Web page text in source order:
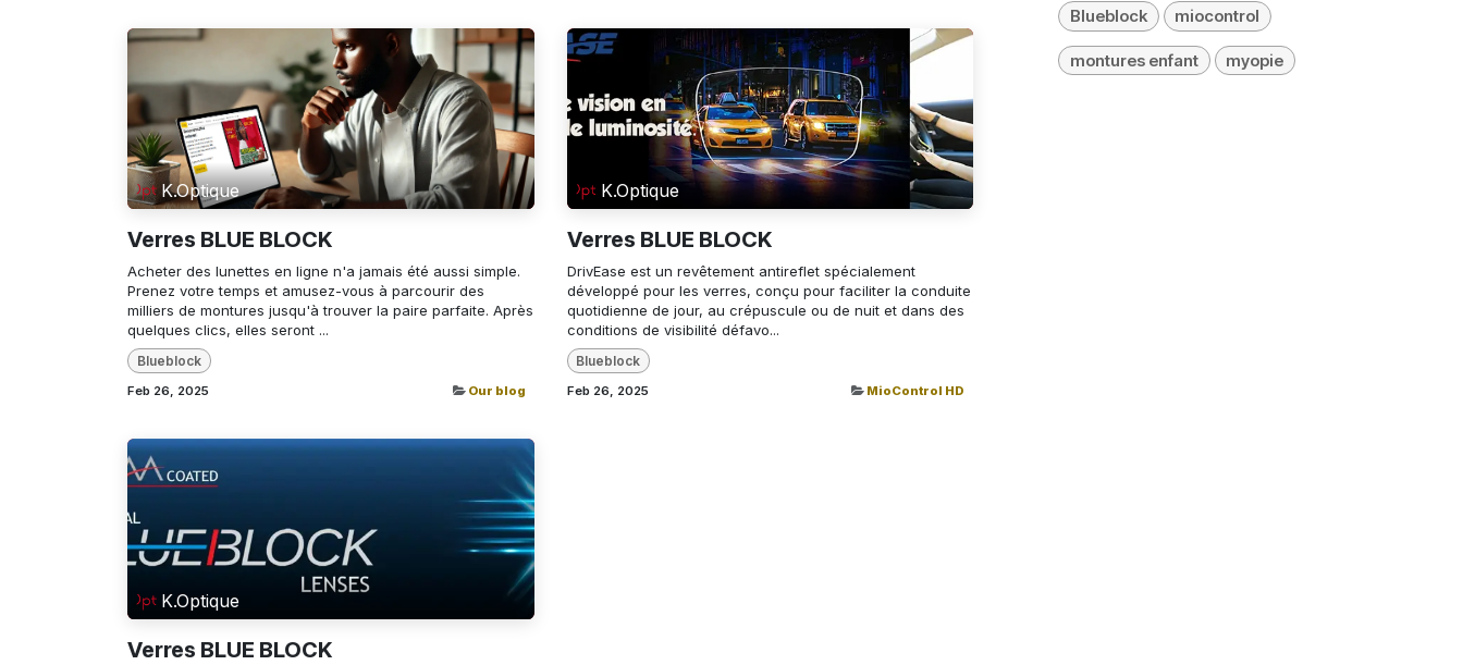
K.Optique
Verres BLUE BLOCK
Acheter des lunettes en ligne n'a jamais été aussi simple.
Prenez votre temps et amusez-vous à parcourir des
milliers de montures jusqu'à trouver la paire parfaite. Après
quelques clics, elles seront ...
Blueblock
Feb 26, 2025 Our blog
K.Optique
Verres BLUE BLOCK
DrivEase est un revêtement antireflet spécialement
développé pour les verres, conçu pour faciliter la conduite
quotidienne de jour, au crépuscule ou de nuit et dans des
conditions de visibilité défavo...
Blueblock
Feb 26, 2025 MioControl HD
K.Optique
Verres BLUE BLOCK
Blueblock miocontrol
montures enfant myopie